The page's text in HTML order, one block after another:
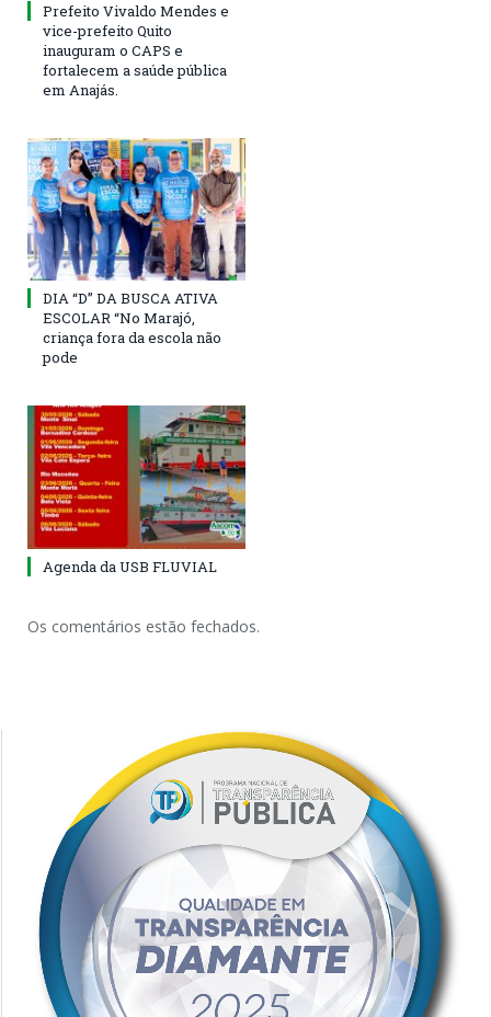
Prefeito Vivaldo Mendes e
vice-prefeito Quito
inauguram o CAPS e
fortalecem a saúde pública
em Anajás.
DIA “D” DA BUSCA ATIVA
ESCOLAR “No Marajó,
criança fora da escola não
pode
Agenda da USB FLUVIAL
Os comentários estão fechados.